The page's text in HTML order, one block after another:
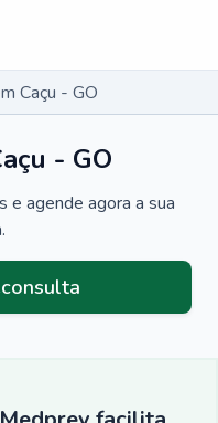
Caçu - GO
- GO
agende agora a sua